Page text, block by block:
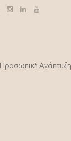
Προσωπική Ανάπτυξη